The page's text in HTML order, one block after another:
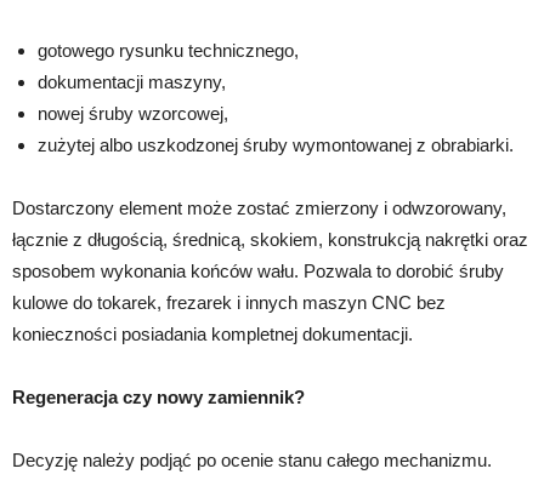
gotowego rysunku technicznego,
dokumentacji maszyny,
nowej śruby wzorcowej,
zużytej albo uszkodzonej śruby wymontowanej z obrabiarki.
Dostarczony element może zostać zmierzony i odwzorowany,
łącznie z długością, średnicą, skokiem, konstrukcją nakrętki oraz
sposobem wykonania końców wału. Pozwala to dorobić śruby
kulowe do tokarek, frezarek i innych maszyn CNC bez
konieczności posiadania kompletnej dokumentacji.
Regeneracja czy nowy zamiennik?
Decyzję należy podjąć po ocenie stanu całego mechanizmu.